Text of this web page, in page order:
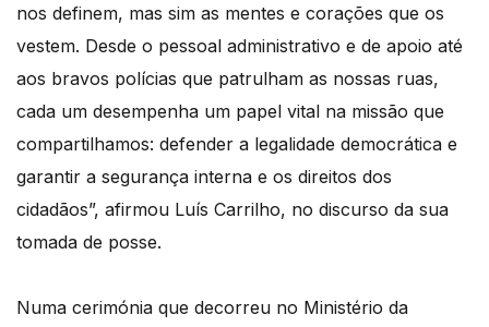
nos definem, mas sim as mentes e corações que os
vestem. Desde o pessoal administrativo e de apoio até
aos bravos polícias que patrulham as nossas ruas,
cada um desempenha um papel vital na missão que
compartilhamos: defender a legalidade democrática e
garantir a segurança interna e os direitos dos
cidadãos”, afirmou Luís Carrilho, no discurso da sua
tomada de posse.
Numa cerimónia que decorreu no Ministério da